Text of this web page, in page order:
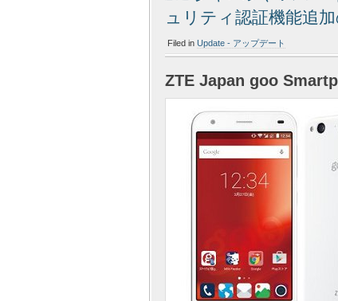
ュリティ認証機能追
Filed in Update - アップデート
ZTE Japan goo